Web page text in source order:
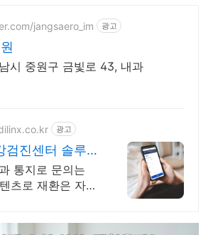
jangsaero_im 광고
시 중원구 금빛로 43, 내과
광고
검진센터 솔루
통지로 문의는
츠로 재환은 자동